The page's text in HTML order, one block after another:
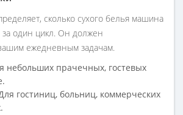
сколько сухого белья машина
за один цикл. Он должен
ежедневным задачам.
небольших прачечных, гостевых
гостиниц, больниц, коммерческих